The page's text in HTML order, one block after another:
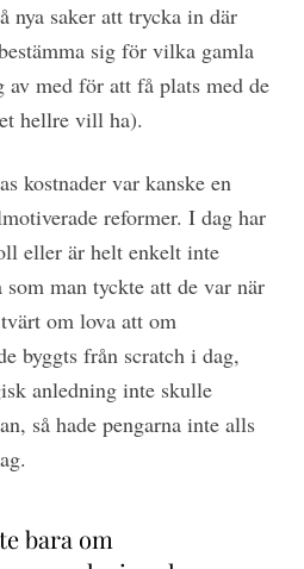
nya saker att trycka in där
sig för vilka gamla
av med för att få plats med de
hellre vill ha).
kostnader var kanske en
reformer. I dag har
eller är helt enkelt inte
man tyckte att de var när
om lova att om
byggts från scratch i dag,
anledning inte skulle
så hade pengarna inte alls
bara om